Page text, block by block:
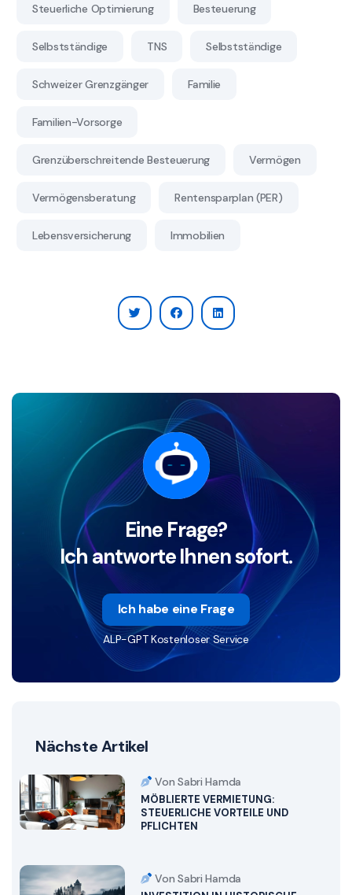
Steuerliche Optimierung Besteuerung
Selbstständige TNS Selbstständige
Schweizer Grenzgänger Familie
Familien-Vorsorge
Grenzüberschreitende Besteuerung Vermögen
Vermögensberatung Rentensparplan (PER)
Lebensversicherung Immobilien
Eine Frage?
Ich antworte Ihnen sofort.
Ich habe eine Frage
ALP-GPT Kostenloser Service
Nächste Artikel
Von Sabri Hamda
MÖBLIERTE VERMIETUNG:
STEUERLICHE VORTEILE UND
PFLICHTEN
Von Sabri Hamda